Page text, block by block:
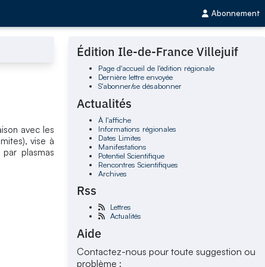
Abonnement
avec les
vise à
plasmas
Édition Ile-de-France Villejuif
Page d'accueil de l'édition régionale
Dernière lettre envoyée
S'abonner/se désabonner
Actualités
À l'affiche
Informations régionales
Dates Limites
Manifestations
Potentiel Scientifique
Rencontres Scientifiques
Archives
Rss
Lettres
Actualités
Aide
Contactez-nous pour toute suggestion ou
problème :